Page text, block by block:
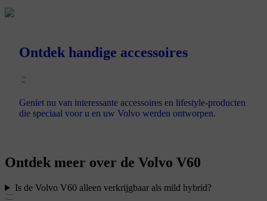
Ontdek handige accessoires
Geniet nu van interessante accessoires en lifestyle-producten
die speciaal voor u en uw Volvo werden ontworpen.
Ontdek meer over de Volvo V60
Is de Volvo V60 alleen verkrijgbaar als mild hybrid?